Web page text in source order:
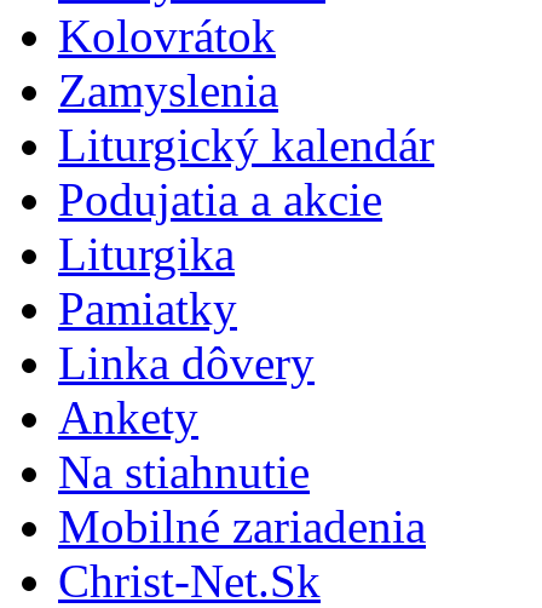
Kolovrátok
Zamyslenia
Liturgický kalendár
Podujatia a akcie
Liturgika
Pamiatky
Linka dôvery
Ankety
Na stiahnutie
Mobilné zariadenia
Christ-Net.Sk